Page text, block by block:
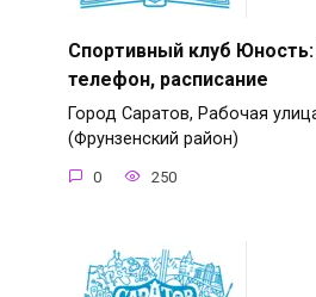
Спортивный клуб
телефон, расписание
Город Саратов, Рабочая
(Фрунзенский район)
0 250